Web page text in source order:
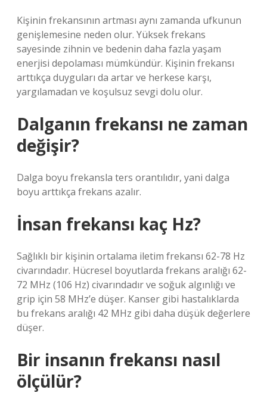
Kişinin frekansının artması aynı zamanda ufkunun
genişlemesine neden olur. Yüksek frekans
sayesinde zihnin ve bedenin daha fazla yaşam
enerjisi depolaması mümkündür. Kişinin frekansı
arttıkça duyguları da artar ve herkese karşı,
yargılamadan ve koşulsuz sevgi dolu olur.
Dalganın frekansı ne zaman
değişir?
Dalga boyu frekansla ters orantılıdır, yani dalga
boyu arttıkça frekans azalır.
İnsan frekansı kaç Hz?
Sağlıklı bir kişinin ortalama iletim frekansı 62-78 Hz
civarındadır. Hücresel boyutlarda frekans aralığı 62-
72 MHz (106 Hz) civarındadır ve soğuk algınlığı ve
grip için 58 MHz’e düşer. Kanser gibi hastalıklarda
bu frekans aralığı 42 MHz gibi daha düşük değerlere
düşer.
Bir insanın frekansı nasıl
ölçülür?